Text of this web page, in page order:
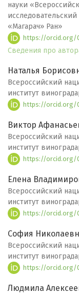
науки
«Магарач» Ран»
https://orcid.org/
Сведения про
Наталья
Всероссийский
институт
https://orcid.org/
Виктор
Всероссийский
институт
https://orcid.org/
Елена
Всероссийский
институт
https://orcid.org/
София
Всероссийский
институт
https://orcid.org/
Людмила